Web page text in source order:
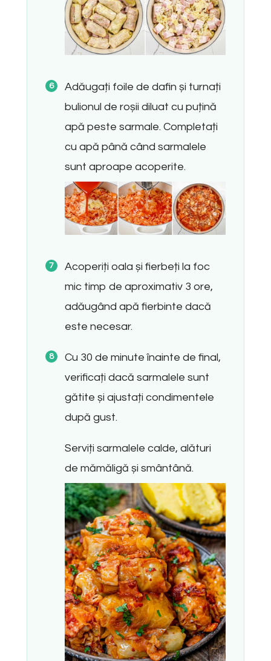
Adăugați foile de dafin și turnați
bulionul de roșii diluat cu puțină
apă peste sarmale. Completați
cu apă până când sarmalele
sunt aproape acoperite.
Acoperiți oala și fierbeți la foc
mic timp de aproximativ 3 ore,
adăugând apă fierbinte dacă
este necesar.
Cu 30 de minute înainte de final,
verificați dacă sarmalele sunt
gătite și ajustați condimentele
după gust.
Serviți sarmalele calde, alături
de mămăligă și smântână.